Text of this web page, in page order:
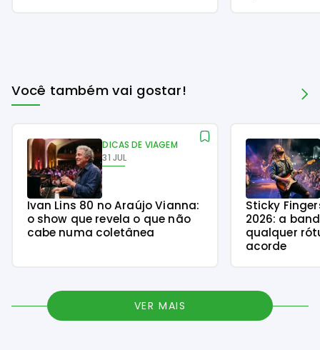
Você também vai gostar!
DICAS DE VIAGEM
31 JUL
Ivan Lins 80 no Araújo Vianna:
o show que revela o que não
cabe numa coletânea
Sticky
2026: a
qualquer
acorde
VER MAIS